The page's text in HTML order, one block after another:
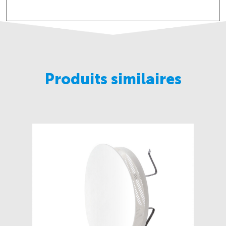
Produits similaires